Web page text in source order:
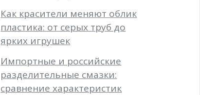
Как красители меняют облик
пластика: от серых труб до
ярких игрушек
Импортные и российские
разделительные смазки:
сравнение характеристик